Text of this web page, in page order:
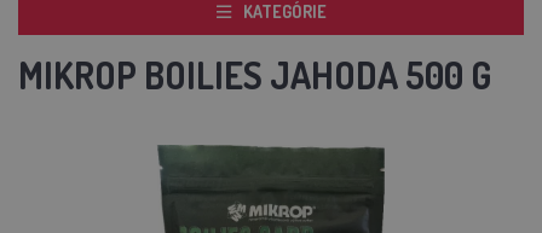
KATEGÓRIE
MIKROP BOILIES JAHODA 500 G